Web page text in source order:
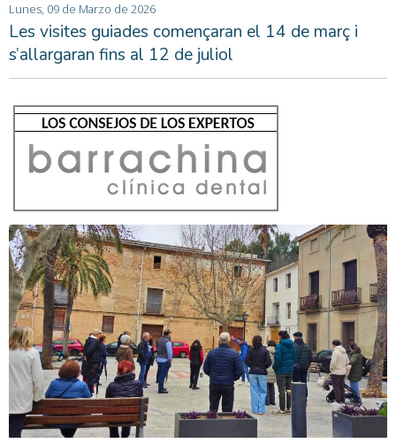
Lunes, 09 de Marzo de 2026
Les visites guiades començaran el 14 de març i
s’allargaran fins al 12 de juliol